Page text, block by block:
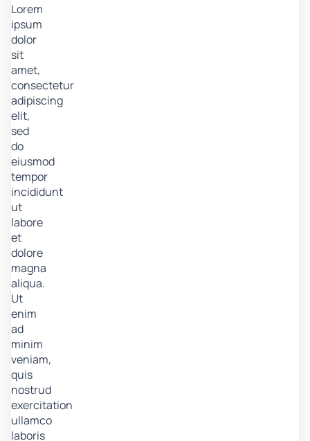
Lorem
ipsum
dolor
sit
amet,
consectetur
adipiscing
elit,
sed
do
eiusmod
tempor
incididunt
ut
labore
et
dolore
magna
aliqua.
Ut
enim
ad
minim
veniam,
quis
nostrud
exercitation
ullamco
laboris